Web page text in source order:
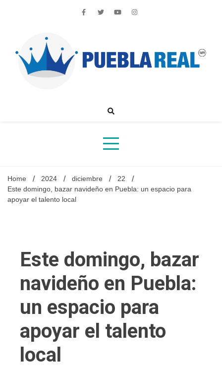
Noticias de actualidad de Puebla, México y el mundo
Home 2024 diciembre
22
Este domingo, bazar navideño en Puebla: un espacio para
apoyar el talento local
Este domingo, bazar
navideño en Puebla:
un espacio para
apoyar el talento
local